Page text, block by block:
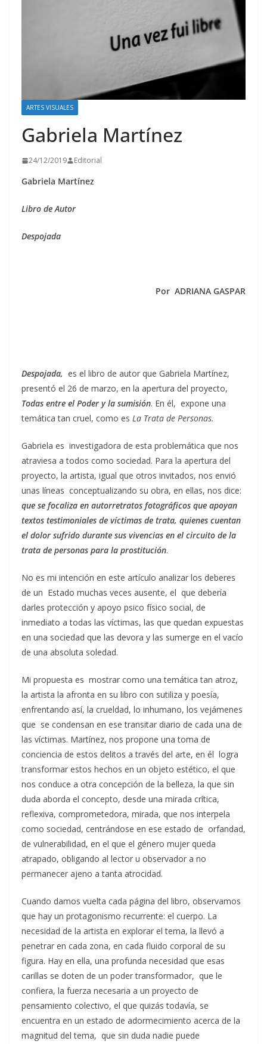
ARTES VISUALES
Gabriela Martínez
24/12/2019 Editorial
Gabriela Martínez
Libro de Autor
Despojada
Por ADRIANA GASPAR
Despojada, es el libro de autor que Gabriela Martínez,
presentó el 26 de marzo, en la apertura del proyecto,
Todas entre el Poder y la sumisión. En él, expone una
temática tan cruel, como es La Trata de Personas.
Gabriela es investigadora de esta problemática que nos
atraviesa a todos como sociedad. Para la apertura del
proyecto, la artista, igual que otros invitados, nos envió
unas líneas conceptualizando su obra, en ellas, nos dice:
que se focaliza en autorretratos fotográficos que apoyan
textos testimoniales de víctimas de trata, quienes cuentan
el dolor sufrido durante sus vivencias en el circuito de la
trata de personas para la prostitución.
No es mi intención en este artículo analizar los deberes
de un Estado muchas veces ausente, el que debería
darles protección y apoyo psico físico social, de
inmediato a todas las víctimas, las que quedan expuestas
en una sociedad que las devora y las sumerge en el vacío
de una absoluta soledad.
Mi propuesta es mostrar como una temática tan atroz,
la artista la afronta en su libro con sutiliza y poesía,
enfrentando así, la crueldad, lo inhumano, los vejámenes
que se condensan en ese transitar diario de cada una de
las víctimas. Martínez, nos propone una toma de
conciencia de estos delitos a través del arte, en él logra
transformar estos hechos en un objeto estético, el que
nos conduce a otra concepción de la belleza, la que sin
duda aborda el concepto, desde una mirada crítica,
reflexiva, comprometedora, mirada, que nos interpela
como sociedad, centrándose en ese estado de orfandad,
de vulnerabilidad, en el que el género mujer queda
atrapado, obligando al lector u observador a no
permanecer ajeno a tanta atrocidad.
Cuando damos vuelta cada página del libro, observamos
que hay un protagonismo recurrente: el cuerpo. La
necesidad de la artista en explorar el tema, la llevó a
penetrar en cada zona, en cada fluido corporal de su
figura. Hay en ella, una profunda necesidad que esas
carillas se doten de un poder transformador, que le
confiera, la fuerza necesaria a un proyecto de
pensamiento colectivo, el que quizás todavía, se
encuentra en un estado de adormecimiento acerca de la
magnitud del tema, que sin duda nadie puede